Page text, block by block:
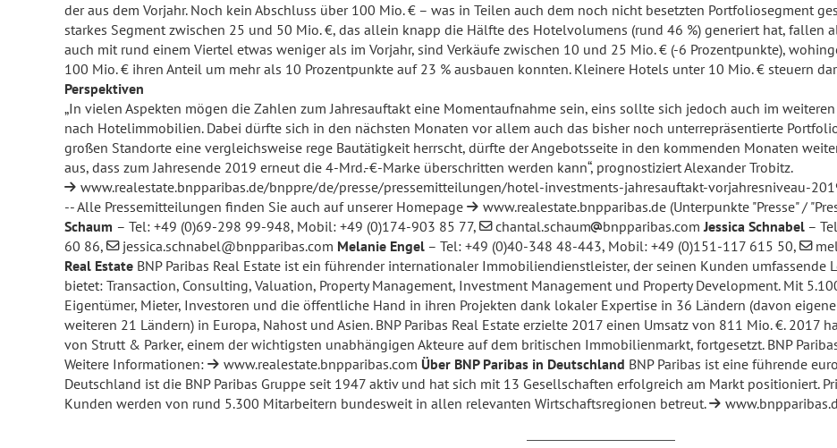
der aus dem Vorjahr. Noch kein Abschluss über 100 Mio. € – was in Teilen auch dem noch nicht besetzten Portfoliosegment
starkes Segment zwischen 25 und 50 Mio. €, das allein knapp die Hälfte des Hotelvolumens (rund 46 %) generiert hat, fallen
auch mit rund einem Viertel etwas weniger als im Vorjahr, sind Verkäufe zwischen 10 und 25 Mio. € (-6 Prozentpunkte),
100 Mio. € ihren Anteil um mehr als 10 Prozentpunkte auf 23 % ausbauen konnten. Kleinere Hotels unter 10 Mio. € steuern
Perspektiven
„In vielen Aspekten mögen die Zahlen zum Jahresauftakt eine Momentaufnahme sein, eins sollte sich jedoch auch im
nach Hotelimmobilien. Dabei dürfte sich in den nächsten Monaten vor allem auch das bisher noch unterrepräsentierte
großen Standorte eine vergleichsweise rege Bautätigkeit herrscht, dürfte der Angebotsseite in den kommenden Monaten
aus, dass zum Jahresende 2019 erneut die 4-Mrd.-€-Marke überschritten werden kann“, prognostiziert Alexander Trobitz.
www.realestate.bnpparibas.de/bnppre/de/presse/pressemitteilungen/hotel-investments-jahresauftakt-vorjahresniveau-
-- Alle Pressemitteilungen finden Sie auch auf unserer Homepage
www.realestate.bnpparibas.de (Unterpunkte "Presse" /
Schaum – Tel: +49 (0)69-298 99-948, Mobil: +49 (0)174-903 85 77, chantal.schaum bnpparibas.com Jessica Schnabel –
60 86,
jessica.schnabel@bnpparibas.com Melanie Engel – Tel: +49 (0)40-348 48-443, Mobil: +49 (0)151-117 615 50,
Real Estate BNP Paribas Real Estate ist ein führender internationaler Immobiliendienstleister, der seinen Kunden
bietet: Transaction, Consulting, Valuation, Property Management, Investment Management und Property Development. Mit
Eigentümer, Mieter, Investoren und die öffentliche Hand in ihren Projekten dank lokaler Expertise in 36 Ländern (davon
weiteren 21 Ländern) in Europa, Nahost und Asien. BNP Paribas Real Estate erzielte 2017 einen Umsatz von 811 Mio. €. 2017
von Strutt & Parker, einem der wichtigsten unabhängigen Akteure auf dem britischen Immobilienmarkt, fortgesetzt. BNP
Weitere Informationen:
www.realestate.bnpparibas.com Über BNP Paribas in Deutschland BNP Paribas ist eine führende
Deutschland ist die BNP Paribas Gruppe seit 1947 aktiv und hat sich mit 13 Gesellschaften erfolgreich am Markt positioniert.
Kunden werden von rund 5.300 Mitarbeitern bundesweit in allen relevanten Wirtschaftsregionen betreut.